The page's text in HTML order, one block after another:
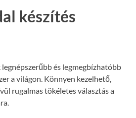
készítés
legnépszerűbb és legmegbízhatóbb
a világon. Könnyen kezelhető,
rugalmas tökéletes választás a